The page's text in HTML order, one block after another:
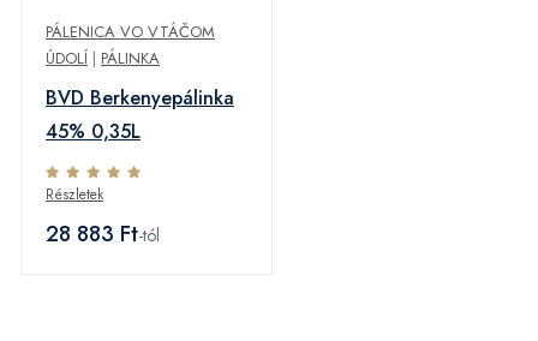
PÁLENICA VO VTÁČOM
ÚDOLÍ | PÁLINKA
BVD Berkenyepálinka
45% 0,35L
Részletek
28 883 Ft-tól